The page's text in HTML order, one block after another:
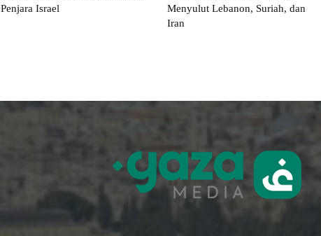
Penjara Israel
Menyulut Lebanon, Suriah, dan
Iran